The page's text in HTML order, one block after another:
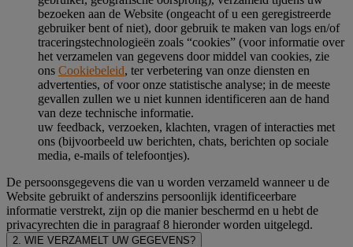
bezoeken aan de Website (ongeacht of u een geregistreerde
gebruiker bent of niet), door gebruik te maken van logs en/of
traceringstechnologieën zoals “cookies” (voor informatie over
het verzamelen van gegevens door middel van cookies, zie
ons Cookiebeleid, ter verbetering van onze diensten en
advertenties, of voor onze statistische analyse; in de meeste
gevallen zullen we u niet kunnen identificeren aan de hand
van deze technische informatie.
uw feedback, verzoeken, klachten, vragen of interacties met
ons (bijvoorbeeld uw berichten, chats, berichten op sociale
media, e-mails of telefoontjes).
De persoonsgegevens die van u worden verzameld wanneer u de
Website gebruikt of anderszins persoonlijk identificeerbare
informatie verstrekt, zijn op die manier beschermd en u hebt de
privacyrechten die in paragraaf 8 hieronder worden uitgelegd.
2. WIE VERZAMELT UW GEGEVENS?